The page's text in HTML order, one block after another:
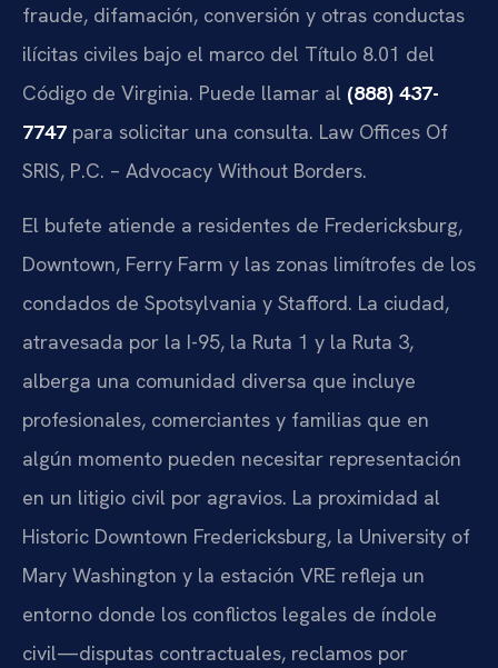
fraude, difamación, conversión y otras conductas
ilícitas civiles bajo el marco del Título 8.01 del
Código de Virginia. Puede llamar al (888) 437-
7747 para solicitar una consulta. Law Offices Of
SRIS, P.C. – Advocacy Without Borders.
El bufete atiende a residentes de Fredericksburg,
Downtown, Ferry Farm y las zonas limítrofes de los
condados de Spotsylvania y Stafford. La ciudad,
atravesada por la I-95, la Ruta 1 y la Ruta 3,
alberga una comunidad diversa que incluye
profesionales, comerciantes y familias que en
algún momento pueden necesitar representación
en un litigio civil por agravios. La proximidad al
Historic Downtown Fredericksburg, la University of
Mary Washington y la estación VRE refleja un
entorno donde los conflictos legales de índole
civil—disputas contractuales, reclamos por